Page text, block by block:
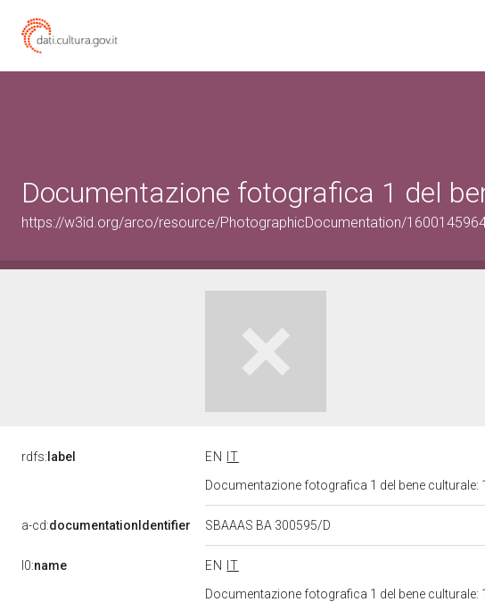
Documentazione fotografica 1 del
https://w3id.org/arco/resource/PhotographicDocumentation/
rdfs: label EN
IT
Documentazione fotografica 1 del bene culturale:
a-cd:documentationIdentifier SBAAAS BA 300595/D
l0:name EN
IT
Documentazione fotografica 1 del bene culturale: